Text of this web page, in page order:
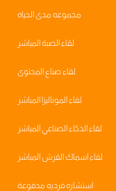
مجموعه مدى الحياه
لقاء الصبة المباشر
لقاء صناع المحتوى
لقاء الموناليزا المباشر
لقاء الذكاء الصناعي المباشر
لقاء اسماك القرش المباشر
استشاره فرديه مدفوعة